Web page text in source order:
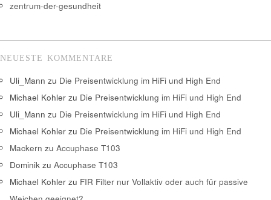
zentrum-der-gesundheit
NEUESTE KOMMENTARE
Uli_Mann zu Die Preisentwicklung im HiFi und High End
Michael Kohler zu Die Preisentwicklung im HiFi und High End
Uli_Mann zu Die Preisentwicklung im HiFi und High End
Michael Kohler zu Die Preisentwicklung im HiFi und High End
Mackern zu Accuphase T103
Dominik zu Accuphase T103
Michael Kohler zu FIR Filter nur Vollaktiv oder auch für passive